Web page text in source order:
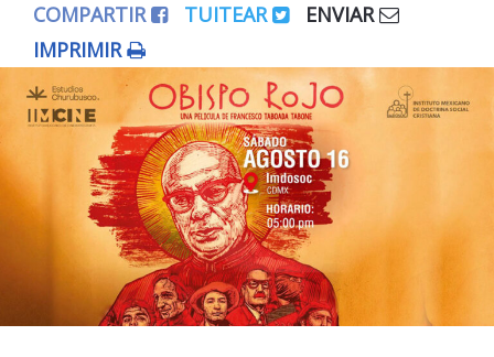
Editorial
Nacional
Colaboradores
Internacional
COMPARTIR TUITEAR
ENVIAR
IMPRIMIR